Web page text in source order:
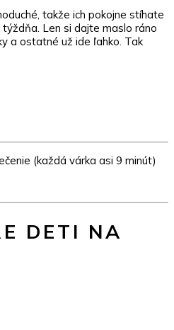
takže ich pokojne stíhate
Len si dajte maslo ráno
a ostatné už ide ľahko. Tak
(každá várka asi 9 minút)
DETI NA